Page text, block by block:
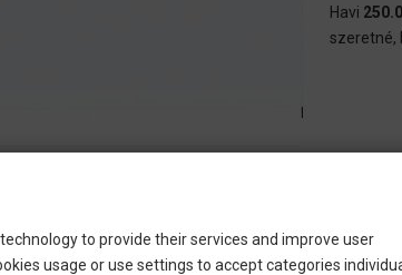
MOBIL
Havi
szeretné,
to provide their services and improve user
usage or use settings to accept categories